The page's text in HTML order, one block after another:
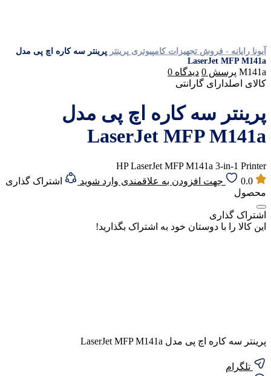
آیونا رایانه - فروش تجهیزات کامپیوتری پرینتر پرینتر سه کاره اچ پی مدل
LaserJet MFP M141a
M141a پرسش 0 دیدگاه 0
کالای اصلدارای گارانتی
پرینتر سه کاره اچ پی مدل
LaserJet MFP M141a
HP LaserJet MFP M141a 3-in-1 Printer
0.0
جهت افزودن به علاقمندی وارد شوید
اشتراک گذاری
محصول
اشتراک گذاری
این کالا را با دوستان خود به اشتراک بگذارید!
پرینتر سه کاره اچ پی مدل LaserJet MFP M141a
تلگرام